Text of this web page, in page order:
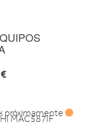
próximamente